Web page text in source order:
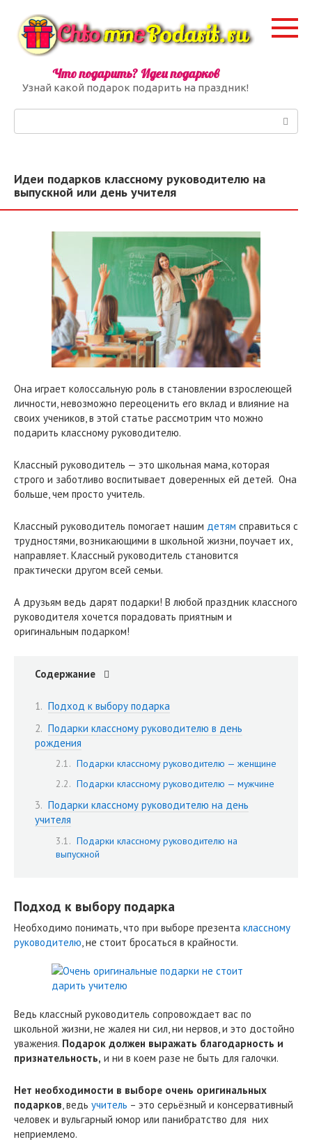
контенту
Что подарить? Идеи подарков
Узнай какой подарок подарить на праздник!
Идеи подарков классному руководителю на
выпускной или день учителя
Она играет колоссальную роль в становлении взрослеющей
личности, невозможно переоценить его вклад и влияние на
своих учеников, в этой статье рассмотрим что можно
подарить классному руководителю.
Классный руководитель — это школьная мама, которая
строго и заботливо воспитывает доверенных ей детей. Она
больше, чем просто учитель.
Классный руководитель помогает нашим детям справиться с
трудностями, возникающими в школьной жизни, поучает их,
направляет. Классный руководитель становится
практически другом всей семьи.
А друзьям ведь дарят подарки! В любой праздник классного
руководителя хочется порадовать приятным и
оригинальным подарком!
Содержание
Подход к выбору подарка
Подарки классному руководителю в день
рождения
Подарки классному руководителю — женщине
Подарки классному руководителю — мужчине
Подарки классному руководителю на день
учителя
Подарки классному руководителю на
выпускной
Подход к выбору подарка
Необходимо понимать, что при выборе презента классному
руководителю, не стоит бросаться в крайности.
Ведь классный руководитель сопровождает вас по
школьной жизни, не жалея ни сил, ни нервов, и это достойно
уважения. Подарок должен выражать благодарность и
признательность, и ни в коем разе не быть для галочки.
Нет необходимости в выборе очень оригинальных
подарков, ведь учитель – это серьёзный и консервативный
человек и вульгарный юмор или панибратство для них
неприемлемо.